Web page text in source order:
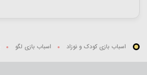
اسباب بازی کودک و نوزاد اسباب بازی لگو